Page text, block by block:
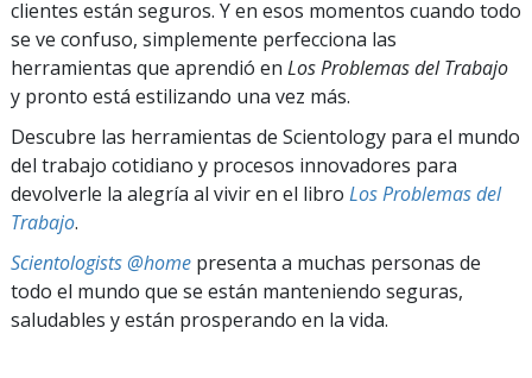
clientes están seguros. Y en esos momentos cuando todo
se ve confuso, simplemente perfecciona las
herramientas que aprendió en Los Problemas del Trabajo
y pronto está estilizando una vez más.
Descubre las herramientas de Scientology para el mundo
del trabajo cotidiano y procesos innovadores para
devolverle la alegría al vivir en el libro Los Problemas del
Trabajo.
Scientologists @home presenta a muchas personas de
todo el mundo que se están manteniendo seguras,
saludables y están prosperando en la vida.